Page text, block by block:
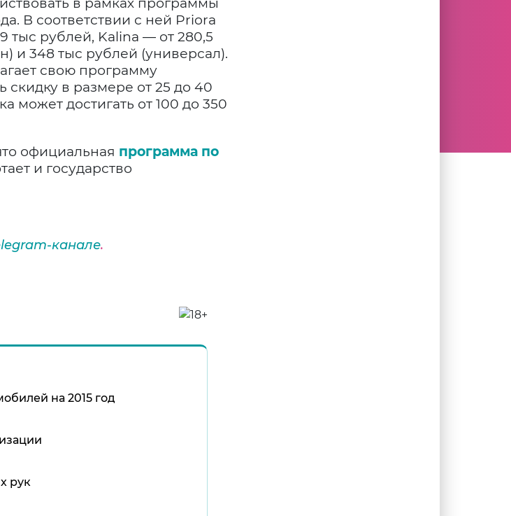
в рамках программы
В соответствии с ней Priora
тыс рублей, Kalina — от 280,5
и 348 тыс рублей (универсал).
свою программу
скидку в размере от 25 до 40
может достигать от 100 до 350
официальная программа по
и государство
канале.
на 2015 год
рук